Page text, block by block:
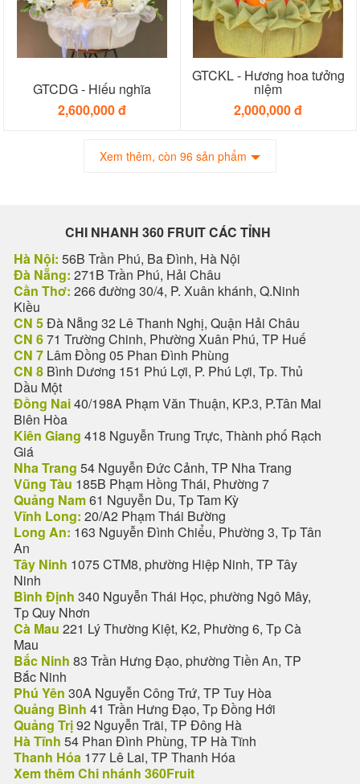
GTCDG - Hiếu nghĩa
2,600,000 đ
GTCKL - Hương hoa tưởng
niệm
2,000,000 đ
Xem thêm, còn 96 sản phẩm
CHI NHANH 360 FRUIT CÁC TỈNH
Hà Nội: 56B Trần Phú, Ba Đình, Hà Nội
Đà Nẵng: 271B Trần Phú, Hải Châu
Cần Thơ: 266 đường 30/4, P. Xuân khánh, Q.Ninh
Kiều
CN 5Đà Nẵng 32 Lê Thanh Nghị, Quận Hải Châu
CN 671 Trường Chinh, Phường Xuân Phú, TP Huế
CN 7 Lâm Đồng 05 Phan Đình Phùng
CN 8 Bình Dương 151 Phú Lợi, P. Phú Lợi, Tp. Thủ
Dầu Một
Đồng Nai40/198A Phạm Văn Thuận, KP.3, P.Tân Mai
Biên Hòa
Kiên Giang 418 Nguyễn Trung Trực, Thành phố Rạch
Giá
Nha Trang 54 Nguyễn Đức Cảnh, TP Nha Trang
Vũng Tàu 185B Phạm Hồng Thái, Phường 7
Quảng Nam61 Nguyễn Du, Tp Tam Kỳ
Vĩnh Long: 20/A2 Phạm Thái Bường
Long An: 163 Nguyễn Đình Chiểu, Phường 3, Tp Tân
An
Tây Ninh 1075 CTM8, phường Hiệp Ninh, TP Tây
Ninh
Bình Định 340 Nguyễn Thái Học, phường Ngô Mây,
Tp Quy Nhơn
Cà Mau 221 Lý Thường Kiệt, K2, Phường 6, Tp Cà
Mau
Bắc Ninh 83 Trần Hưng Đạo, phường Tiền An, TP
Bắc Ninh
Phú Yên 30A Nguyễn Công Trứ, TP Tuy Hòa
Quảng Bình 41 Trần Hưng Đạo, Tp Đồng Hới
Quảng Trị92 Nguyễn Trãi, TP Đông Hà
Hà Tĩnh 54 Phan Đình Phùng, TP Hà Tĩnh
Thanh Hóa 177 Lê Lai, TP Thanh Hóa
Xem thêm Chi nhánh 360Fruit